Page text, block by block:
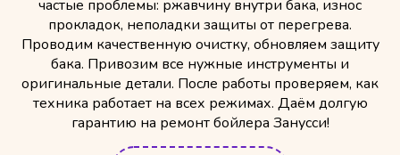
частые проблемы: ржавчину внутри бака, износ
прокладок, неполадки защиты от перегрева.
Проводим качественную очистку, обновляем защиту
бака. Привозим все нужные инструменты и
оригинальные детали. После работы проверяем, как
техника работает на всех режимах. Даём долгую
гарантию на ремонт бойлера Занусси!